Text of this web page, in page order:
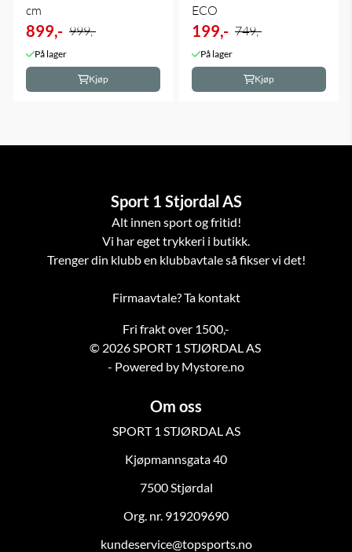
cm
899,- 999,-
På lager
Kjøp
ECO
199,- 749,-
På lager
Kjøp
Sport 1 Stjordal AS
Alt innen sport og fritid!
Vi har eget trykkeri i butikk.
Trenger din klubb en klubbavtale så fikser vi det!
Firmaavtale? Ta kontakt
Fri frakt over 1500,-
© 2026 SPORT 1 STJØRDAL AS
- Powered by Mystore.no
Om oss
SPORT 1 STJØRDAL AS
Kjøpmannsgata 40
7500 Stjørdal
Org. nr. 919209690
kundeservice@topsports.no